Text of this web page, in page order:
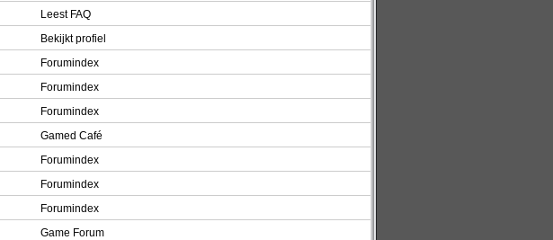
Leest FAQ
Bekijkt profiel
Forumindex
Forumindex
Forumindex
Gamed Café
Forumindex
Forumindex
Forumindex
Game Forum